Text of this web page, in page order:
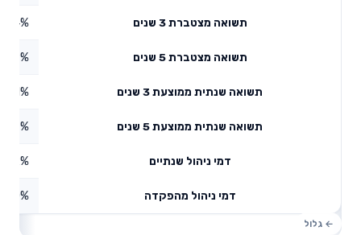
תשואה מצטברת 3 שנים
תשואה מצטברת 5 שנים
תשואה שנתית ממוצעת 3 שנים
תשואה שנתית ממוצעת 5 שנים
דמי ניהול שנתיים
דמי ניהול מהפקדה 0%